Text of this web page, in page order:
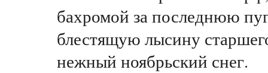
бахромой за последнюю
блестящую лысину
нежный ноябрьский снег.